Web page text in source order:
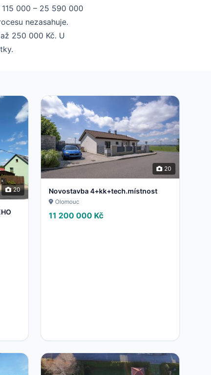
000 – 25 590 000
nezasahuje.
250 000 Kč. U
20
20
Novostavba 4+kk+tech.místnost
Olomouc
11 200 000 Kč